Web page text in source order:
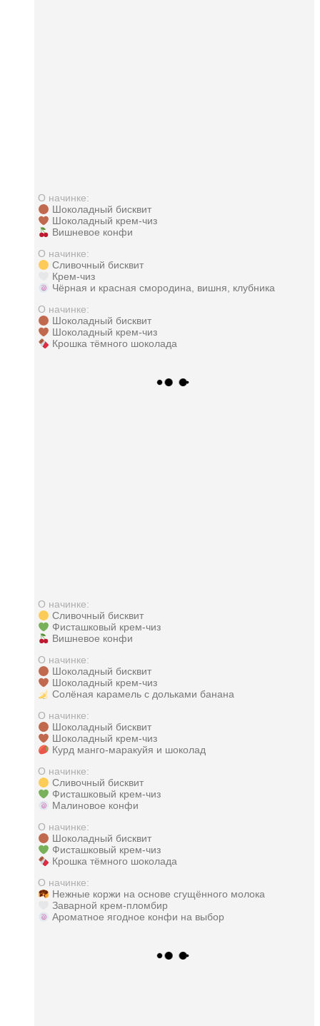
О начинке:
Шоколадный бисквит
Шоколадный крем-чиз
Вишневое конфи
О начинке:
Сливочный бисквит
Крем-чиз
Чёрная и красная смородина, вишня, клубника
О начинке:
Шоколадный бисквит
Шоколадный крем-чиз
Крошка тёмного шоколада
О начинке:
Сливочный бисквит
Фисташковый крем-чиз
Вишневое конфи
О начинке:
Шоколадный бисквит
Шоколадный крем-чиз
Солёная карамель с дольками банана
О начинке:
Шоколадный бисквит
Шоколадный крем-чиз
Курд манго-маракуйя и шоколад
О начинке:
Сливочный бисквит
Фисташковый крем-чиз
Малиновое конфи
О начинке:
Шоколадный бисквит
Фисташковый крем-чиз
Крошка тёмного шоколада
О начинке:
Нежные коржи на основе сгущённого молока
Заварной крем-пломбир
Ароматное ягодное конфи на выбор